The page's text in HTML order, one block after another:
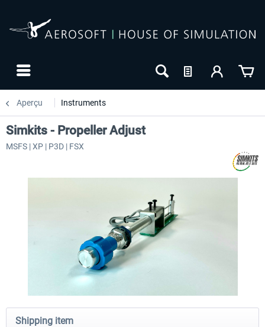
Aperçu Instruments
Honeycomb - Sierra TPM Module Yawman Arrow
Simkits - Propeller Adjust
MSFS | XP | P3D | FSX
Shipping item